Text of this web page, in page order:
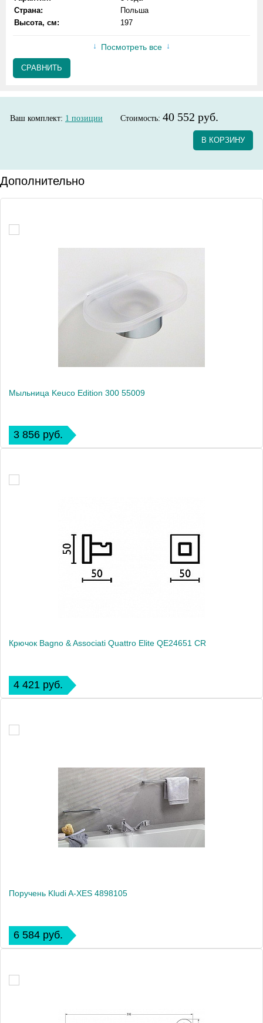
Страна:
Польша
Высота, см:
197
Посмотреть все
СРАВНИТЬ
Ваш комплект: 1 позиции Стоимость: 40 552 руб.
В КОРЗИНУ
Дополнительно
Мыльница Keuco Edition 300 55009
3 856 руб.
Крючок Bagno & Associati Quattro Elite QE24651 CR
4 421 руб.
Поручень Kludi A-XES 4898105
6 584 руб.